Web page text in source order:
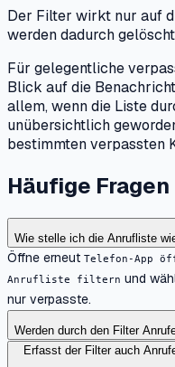
Der Filter wirkt nur auf
werden dadurch
Für gelegentliche
Blick auf die
allem, wenn die Liste
unübersichtlich
bestimmten verpassten
Häufige Fragen
Wie stelle ich die Anrufliste
Öffne erneut Telefon-App
Anrufliste filtern und
nur verpasste.
Werden durch den Filter
Erfasst der Filter auch